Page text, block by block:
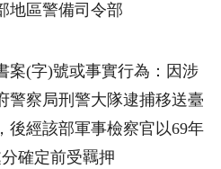
地區警備司令部
案(字)號或事實行為：因涉
警察局刑警大隊逮捕移送臺
後經該部軍事檢察官以69年
確定前受羈押